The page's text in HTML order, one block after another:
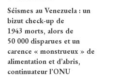
Séismes au Venezuela : un
bizut check-up de
1943 morts, alors de
50 000 disparues et un
carence « monstrueux » de
alimentation et d’abris,
continuateur l’ONU